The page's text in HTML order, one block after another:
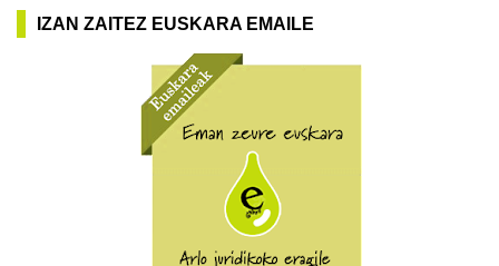
IZAN ZAITEZ EUSKARA EMAILE